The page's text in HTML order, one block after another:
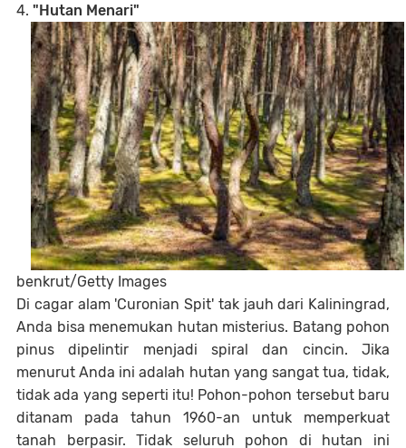
4. "Hutan Menari"
benkrut/Getty Images
Di cagar alam 'Curonian Spit' tak jauh dari Kaliningrad,
Anda bisa menemukan hutan misterius. Batang pohon
pinus dipelintir menjadi spiral dan cincin. Jika
menurut Anda ini adalah hutan yang sangat tua, tidak,
tidak ada yang seperti itu! Pohon-pohon tersebut baru
ditanam pada tahun 1960-an untuk memperkuat
tanah berpasir. Tidak seluruh pohon di hutan ini